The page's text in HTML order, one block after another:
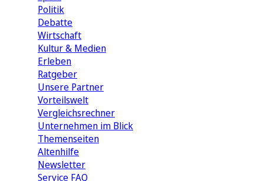
Politik
Debatte
Wirtschaft
Kultur & Medien
Erleben
Ratgeber
Unsere Partner
Vorteilswelt
Vergleichsrechner
Unternehmen im Blick
Themenseiten
Altenhilfe
Newsletter
Service FAQ